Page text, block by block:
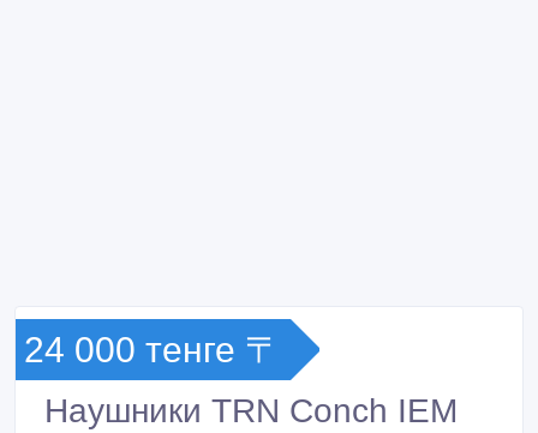
24 000 тенге 〒
Наушники TRN Conch IEM